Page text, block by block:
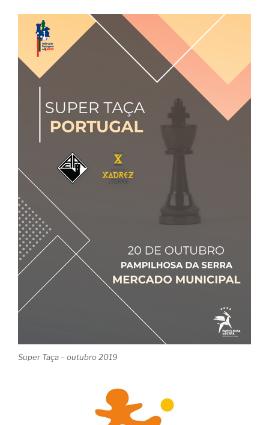
Super Taça – outubro 2019